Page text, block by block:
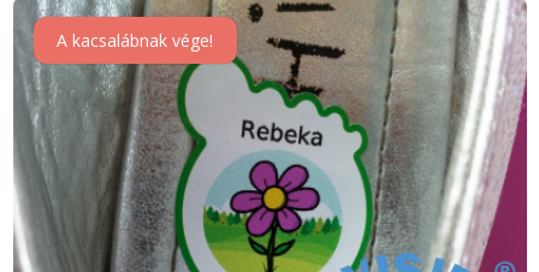
A kacsalábnak vége!